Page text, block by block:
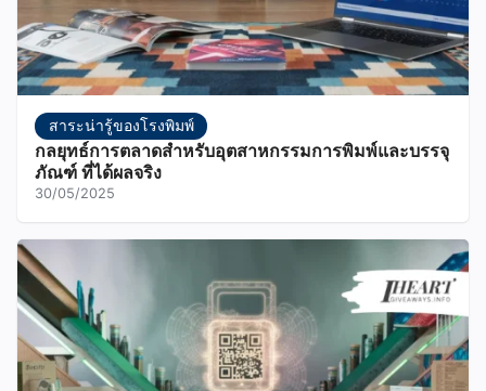
สาระน่ารู้ของโรงพิมพ์
กลยุทธ์การตลาดสำหรับอุตสาหกรรมการพิมพ์และบรรจุ
ภัณฑ์ ที่ได้ผลจริง
30/05/2025